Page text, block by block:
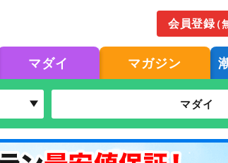
会員登録（
マダイ マガジン
マダイ